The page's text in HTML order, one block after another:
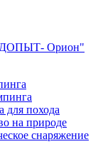
Орион"
для похода
на природе
снаряжение